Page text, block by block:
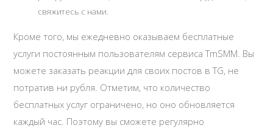
свяжитесь с нами.
Кроме того, мы ежедневно оказываем бесплатные
услуги постоянным пользователям сервиса TmSMM. Вы
можете заказать реакции для своих постов в TG, не
потратив ни рубля. Отметим, что количество
бесплатных услуг ограничено, но оно обновляется
каждый час. Поэтому вы сможете регулярно